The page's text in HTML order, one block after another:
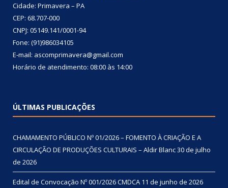
Cidade: Primavera – PA
CEP: 68.707-000
CNPJ: 05149.141/0001-94
Fone: (91)986034105
E-mail: ascomprimavera@gmail.com
Horário de atendimento: 08:00 às 14:00
ÚLTIMAS PUBLICAÇÕES
CHAMAMENTO PÚBLICO Nº 01/2026 – FOMENTO À CRIAÇÃO E A
CIRCULAÇÃO DE PRODUÇÕES CULTURAIS – Aldir Blanc30 de julho
de 2026
Edital de Convocação Nº 001/2026 CMDCA 11 de junho de 2026